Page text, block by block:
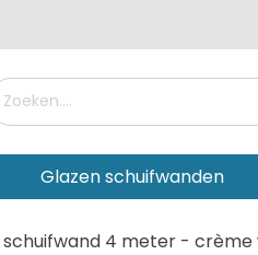
Glazen schuifwanden
schuifwand 4 meter -